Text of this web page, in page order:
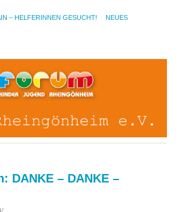
– HELFERINNEN GESUCHT! NEUES
DANKE – DANKE –